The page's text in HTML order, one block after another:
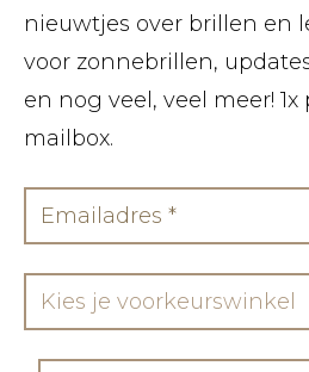
nieuwtjes over brillen en
voor zonnebrillen,
en nog veel, veel meer!
mailbox.
Kies je voorkeurswinkel